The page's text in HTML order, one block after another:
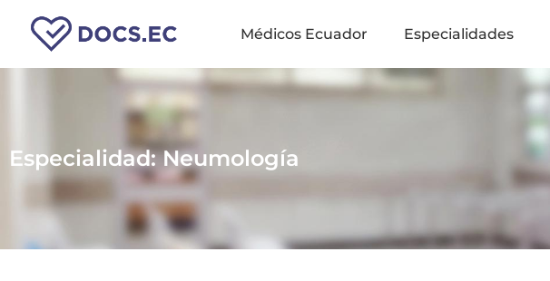
Médicos Ecuador Especialidades
Especialidad: Neumología